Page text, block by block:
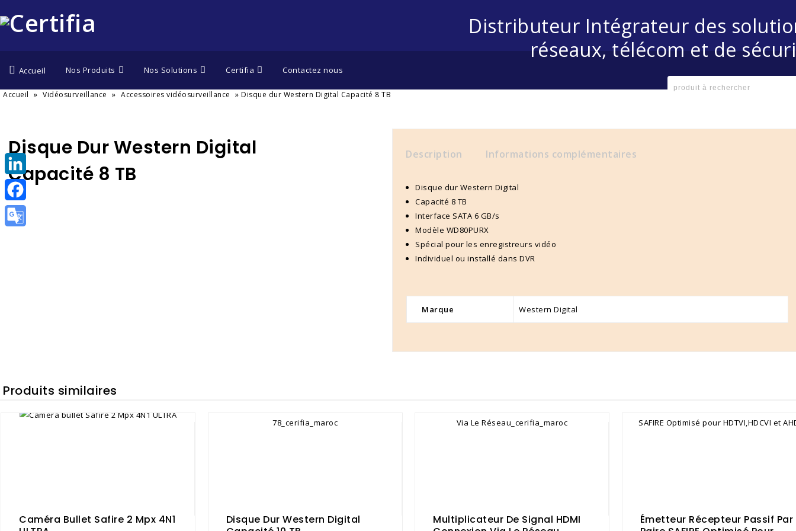
Distributeur Intégrateur des
réseaux, télécom et de
Accueil Nos Produits Nos Solutions Certifia Contactez nous
Accueil » Vidéosurveillance » Accessoires vidéosurveillance » Disque dur Western Digital Capacité 8 TB
Disque Dur Western Digital
Capacité 8 TB
Description Informations complémentaires
Disque dur Western Digital
Capacité 8 TB
Interface SATA 6 GB/s
Modèle WD80PURX
Spécial pour les enregistreurs vidéo
Individuel ou installé dans DVR
Marque Western Digital
Produits similaires
Caméra Bullet Safire 2 Mpx 4N1
Disque Dur Western Digital
Multiplicateur De Signal HDMI
Émetteur Récepteur Passif Par
LinkedIn
Facebook